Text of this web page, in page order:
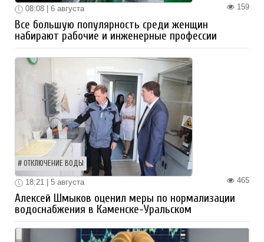
159
08:08 | 6 августа
Все большую популярность среди женщин
набирают рабочие и инженерные профессии
ОТКЛЮЧЕНИЕ ВОДЫ
465
18:21 | 5 августа
Алексей Шмыков оценил меры по нормализации
водоснабжения в Каменске-Уральском